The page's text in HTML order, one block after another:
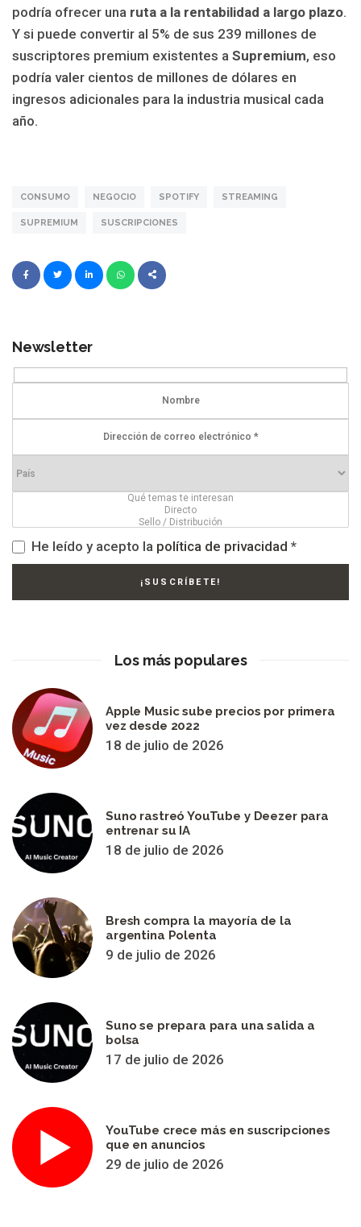
podría ofrecer una ruta a la rentabilidad a largo plazo.
Y si puede convertir al 5% de sus 239 millones de
suscriptores premium existentes a Supremium, eso
podría valer cientos de millones de dólares en
ingresos adicionales para la industria musical cada
año.
CONSUMO NEGOCIO SPOTIFY STREAMING
SUPREMIUM SUSCRIPCIONES
Newsletter
He leído y acepto la política de privacidad *
Los más populares
Apple Music sube precios por primera
vez desde 2022
18 de julio de 2026
Suno rastreó YouTube y Deezer para
entrenar su IA
18 de julio de 2026
Bresh compra la mayoría de la
argentina Polenta
9 de julio de 2026
Suno se prepara para una salida a
bolsa
17 de julio de 2026
YouTube crece más en suscripciones
que en anuncios
29 de julio de 2026